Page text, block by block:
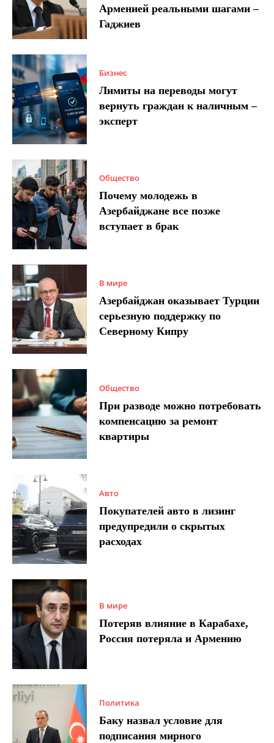
Арменией реальными шагами –
Гаджиев
Бизнес
Лимиты на переводы могут
вернуть граждан к наличным –
эксперт
Общество
Почему молодежь в
Азербайджане все позже
вступает в брак
В мире
Азербайджан оказывает Турции
серьезную поддержку по
Северному Кипру
Общество
При разводе можно потребовать
компенсацию за ремонт
квартиры
Авто
Покупателей авто в лизинг
предупредили о скрытых
расходах
В мире
Потеряв влияние в Карабахе,
Россия потеряла и Армению
Политика
Баку назвал условие для
подписания мирного